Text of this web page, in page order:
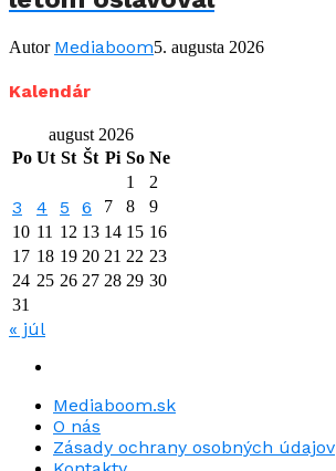
Autor Mediaboom5. augusta 2026
Kalendár
august 2026
Po Ut St Št Pi So Ne
1
2
3 4 5 6 7 8
9
10 11 12 13 14 15 16
17 18 19 20 21 22 23
24 25 26 27 28 29 30
31
« júl
Mediaboom.sk
O nás
Zásady ochrany osobných údajov